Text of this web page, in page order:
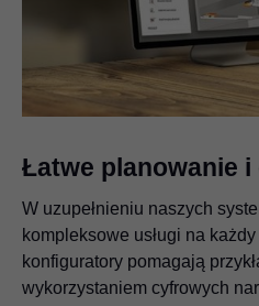
Łatwe planowanie
W uzupełnieniu naszych
kompleksowe usługi na
konfiguratory pomagają
wykorzystaniem cyfrowych